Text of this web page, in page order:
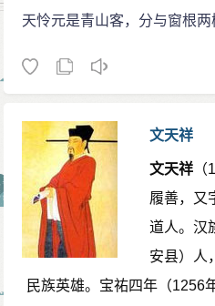
天怜元是青山客，分与窗根两
文天祥
文天祥
履善，又
道人。汉
安县）人
民族英雄。宝祐四年（1256